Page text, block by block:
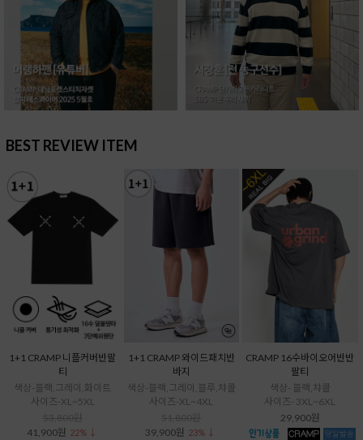
BEST REVIEW ITEM
1+1 CRAMP 니플커버반팔
티
색상-블랙,그레이,화이트
사이즈-XL~5XL
41,900원 22% ↓
1+1 CRAMP 와이드패치반
바지
색상-블랙,그레이,블루,챠콜
사이즈-XL~4XL
39,900원 23% ↓
CRAMP 16수바이오어반반
팔티
색상- 블랙,챠콜
사이즈- 3XL~6XL
29,900원